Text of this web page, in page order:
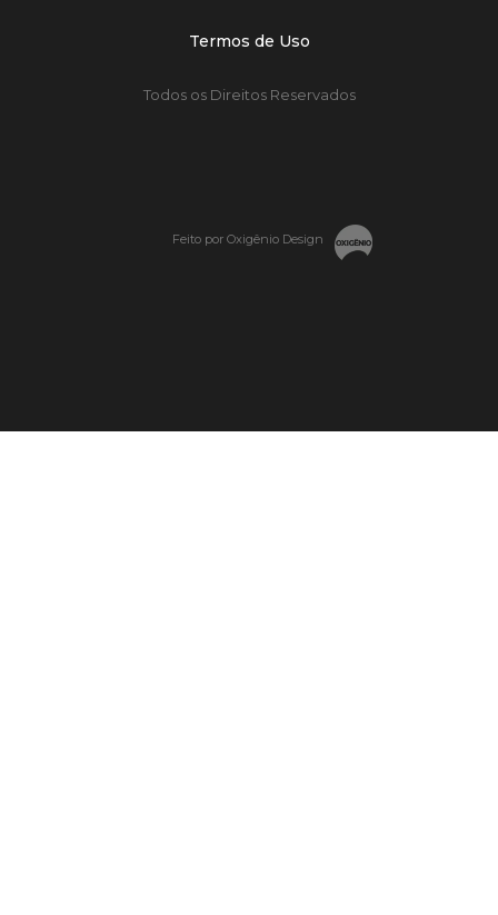
Termos de Uso
Todos os Direitos Reservados
Feito por Oxigênio Design